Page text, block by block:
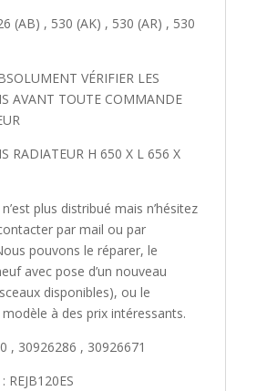
(AB) , 530 (AK) , 530 (AR) , 530
VÉRIFIER LES
AVANT TOUTE COMMANDE
RADIATEUR H 650 X L 656 X
plus distribué mais n’hésitez
par mail ou par
pouvons le réparer, le
avec pose d’un nouveau
disponibles), ou le
à des prix intéressants.
, 30926286 , 30926671
REJB120ES